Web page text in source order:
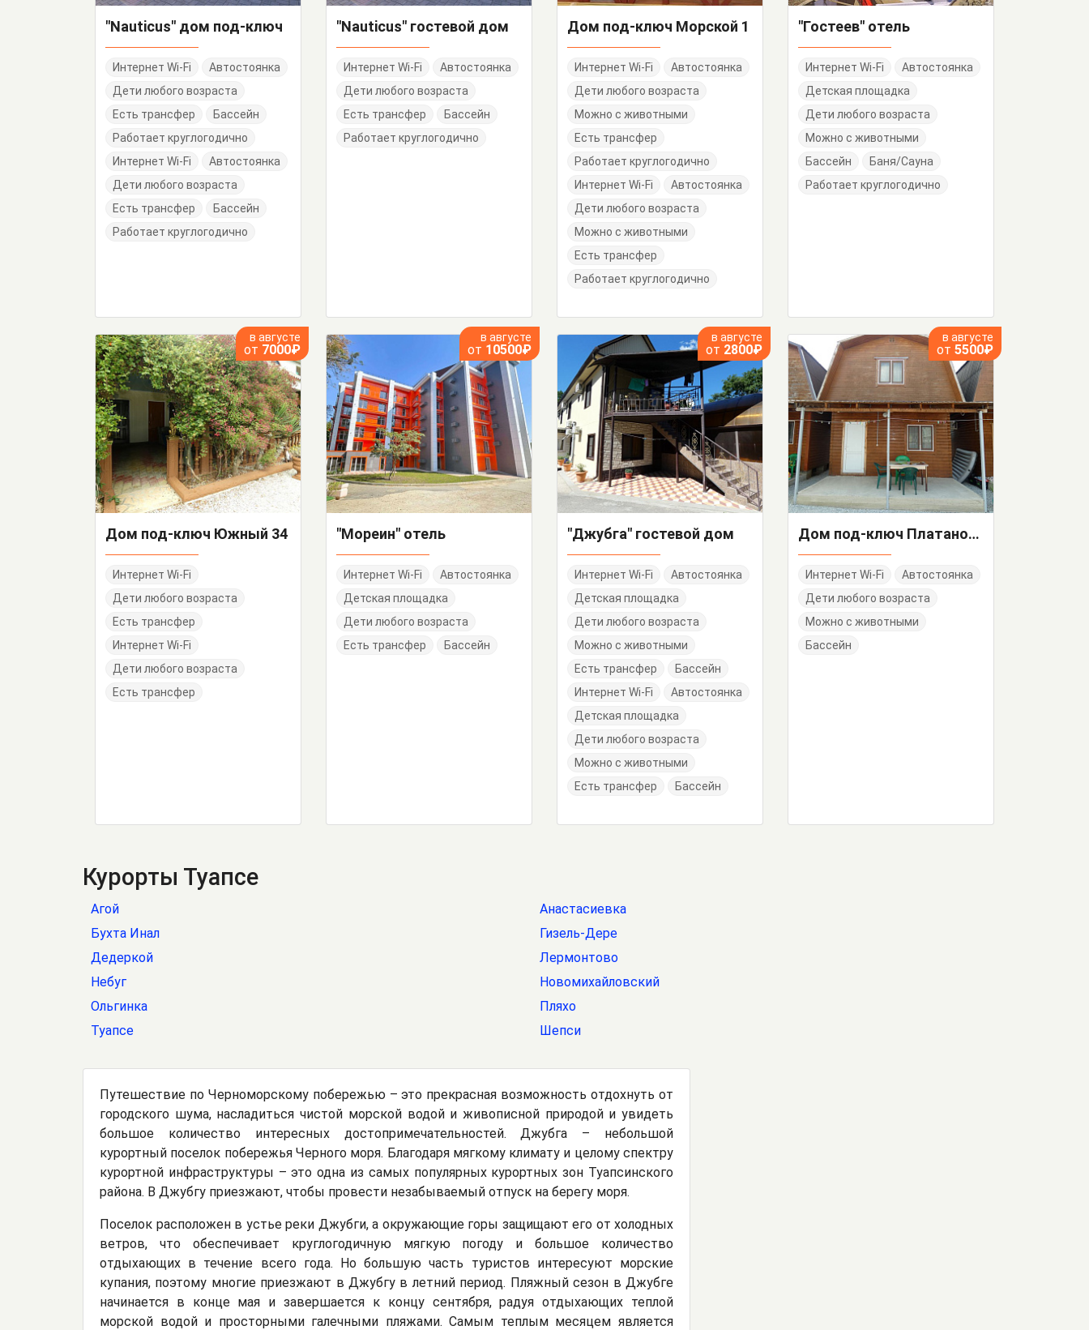
"Nauticus" дом под-ключ
Интернет Wi-Fi
Автостоянка
Дети любого возраста
Есть трансфер
Бассейн
Работает круглогодично
Интернет Wi-Fi
Автостоянка
Дети любого возраста
Есть трансфер
Бассейн
Работает круглогодично
"Nauticus" гостевой дом
Интернет Wi-Fi
Автостоянка
Дети любого возраста
Есть трансфер
Бассейн
Работает круглогодично
Дом под-ключ Морской 1
Интернет Wi-Fi
Автостоянка
Дети любого возраста
Можно с животными
Есть трансфер
Работает круглогодично
Интернет Wi-Fi
Автостоянка
Дети любого возраста
Можно с животными
Есть трансфер
Работает круглогодично
"Гостеев" отель
Интернет Wi-Fi
Автостоянка
Детская площадка
Дети любого возраста
Можно с животными
Бассейн
Баня/Сауна
Работает круглогодично
в августе
от 7000₽
Дом под-ключ Южный 34
Интернет Wi-Fi
Дети любого возраста
Есть трансфер
Интернет Wi-Fi
Дети любого возраста
Есть трансфер
в августе
от 10500₽
"Мореин" отель
Интернет Wi-Fi
Автостоянка
Детская площадка
Дети любого возраста
Есть трансфер
Бассейн
в августе
от 2800₽
"Джубга" гостевой дом
Интернет Wi-Fi
Автостоянка
Детская площадка
Дети любого возраста
Можно с животными
Есть трансфер
Бассейн
Интернет Wi-Fi
Автостоянка
Детская площадка
Дети любого возраста
Можно с животными
Есть трансфер
Бассейн
в августе
от 5500₽
Дом под-ключ Платановая аллея 47
Интернет Wi-Fi
Автостоянка
Дети любого возраста
Можно с животными
Бассейн
Курорты Туапсе
Агой
Анастасиевка
Бухта Инал
Гизель-Дере
Дедеркой
Лермонтово
Небуг
Новомихайловский
Ольгинка
Пляхо
Туапсе
Шепси
Путешествие по Черноморскому побережью – это прекрасная возможность отдохнуть от
городского шума, насладиться чистой морской водой и живописной природой и увидеть
большое количество интересных достопримечательностей. Джубга – небольшой
курортный поселок побережья Черного моря. Благодаря мягкому климату и целому спектру
курортной инфраструктуры – это одна из самых популярных курортных зон Туапсинского
района. В Джубгу приезжают, чтобы провести незабываемый отпуск на берегу моря.
Поселок расположен в устье реки Джубги, а окружающие горы защищают его от холодных
ветров, что обеспечивает круглогодичную мягкую погоду и большое количество
отдыхающих в течение всего года. Но большую часть туристов интересуют морские
купания, поэтому многие приезжают в Джубгу в летний период. Пляжный сезон в Джубге
начинается в конце мая и завершается к концу сентября, радуя отдыхающих теплой
морской водой и просторными галечными пляжами. Самым теплым месяцем является